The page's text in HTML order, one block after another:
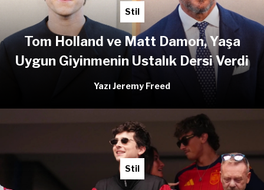
Stil
Tom Holland ve Matt Damon, Yaşa
Uygun Giyinmenin Ustalık Dersi Verdi
Yazı Jeremy Freed
Stil